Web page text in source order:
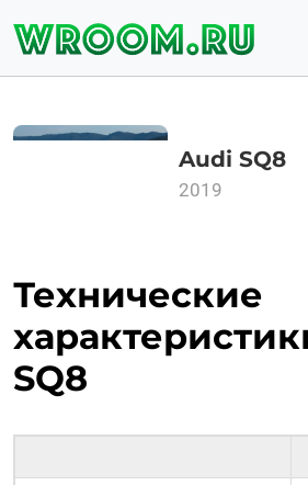
Audi SQ8
2019
Технические
SQ8